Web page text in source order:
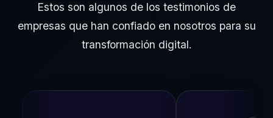
Estos son algunos de los testimonios de
empresas que han confiado en nosotros para su
transformación digital.